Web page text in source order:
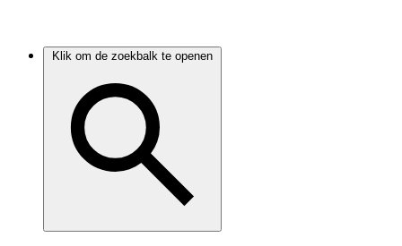
Klik om de zoekbalk te openen